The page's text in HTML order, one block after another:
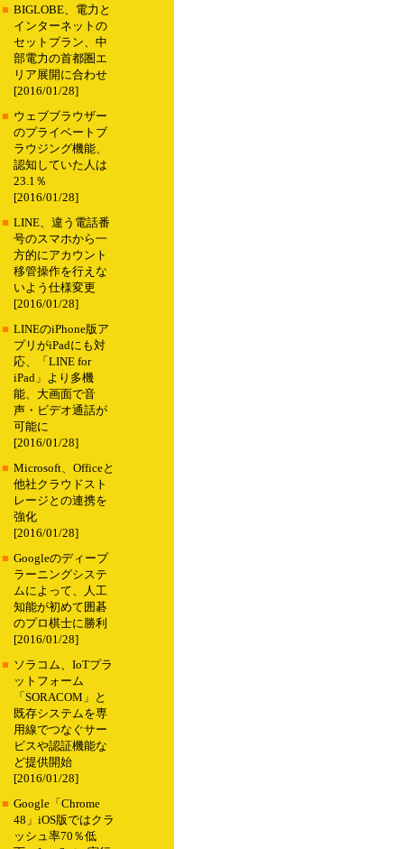
■ BIGLOBE、電力と
インターネットの
セットプラン、中
部電力の首都圏エ
リア展開に合わせ
[2016/01/28]
■ ウェブブラウザー
のプライベートブ
ラウジング機能、
認知していた人は
23.1％
[2016/01/28]
■ LINE、違う電話番
号のスマホから一
方的にアカウント
移管操作を行えな
いよう仕様変更
[2016/01/28]
■ LINEのiPhone版ア
プリがiPadにも対
応、「LINE for
iPad」より多機
能、大画面で音
声・ビデオ通話が
可能に
[2016/01/28]
■ Microsoft、Officeと
他社クラウドスト
レージとの連携を
強化
[2016/01/28]
■ Googleのディープ
ラーニングシステ
ムによって、人工
知能が初めて囲碁
のプロ棋士に勝利
[2016/01/28]
■ ソラコム、IoTプラ
ットフォーム
「SORACOM」と
既存システムを専
用線でつなぐサー
ビスや認証機能な
ど提供開始
[2016/01/28]
■ Google「Chrome
48」iOS版ではクラ
ッシュ率70％低